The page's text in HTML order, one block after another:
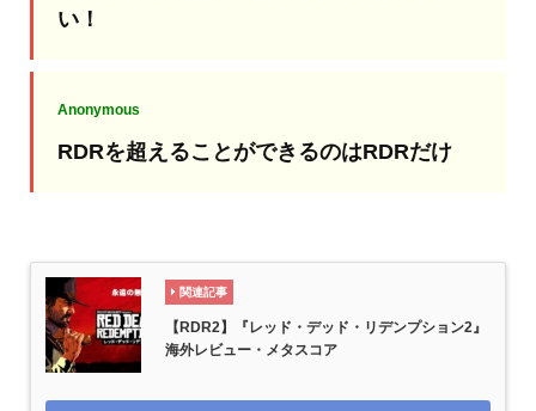
い！
Anonymous
RDRを超えることができるのはRDRだけ
関連記事
【RDR2】『レッド・デッド・リデンプション2』
海外レビュー・メタスコア